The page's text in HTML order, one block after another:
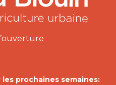
prochaines semaines: